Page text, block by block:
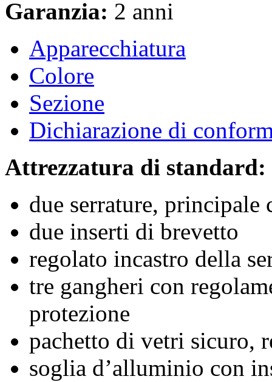
Garanzia: 2 anni
Apparecchiatura
Colore
Sezione
Dichiarazione di
Attrezzatura di standard:
due serrature, principale
due inserti di brevetto
regolato incastro della
tre gangheri con
protezione
pachetto di vetri sicuro,
soglia d’alluminio con